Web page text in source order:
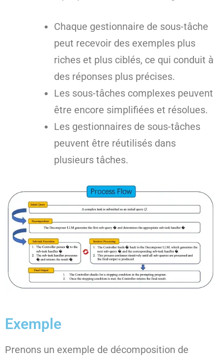
Chaque gestionnaire de sous-tâche
peut recevoir des exemples plus
riches et plus ciblés, ce qui conduit à
des réponses plus précises.
Les sous-tâches complexes peuvent
être encore simplifiées et résolues.
Les gestionnaires de sous-tâches
peuvent être réutilisés dans
plusieurs tâches.
Exemple
Prenons un exemple de décomposition de